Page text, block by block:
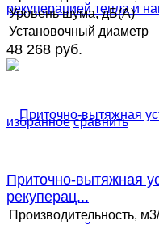
избранное сравнить
Уровень шума, дБ(А)
Установочный диаметр
48 268 руб.
Приточно-вытяжная
рекуперац...
Производительность,